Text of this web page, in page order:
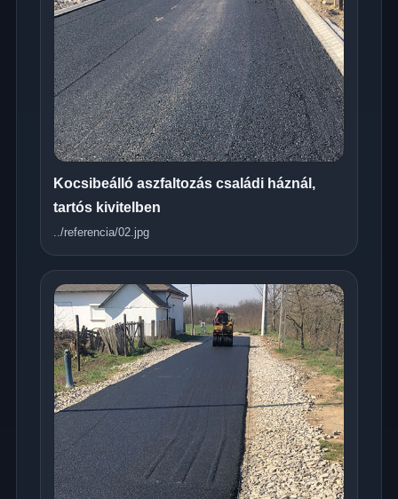
Kocsibeálló aszfaltozás családi háznál,
tartós kivitelben
../referencia/02.jpg